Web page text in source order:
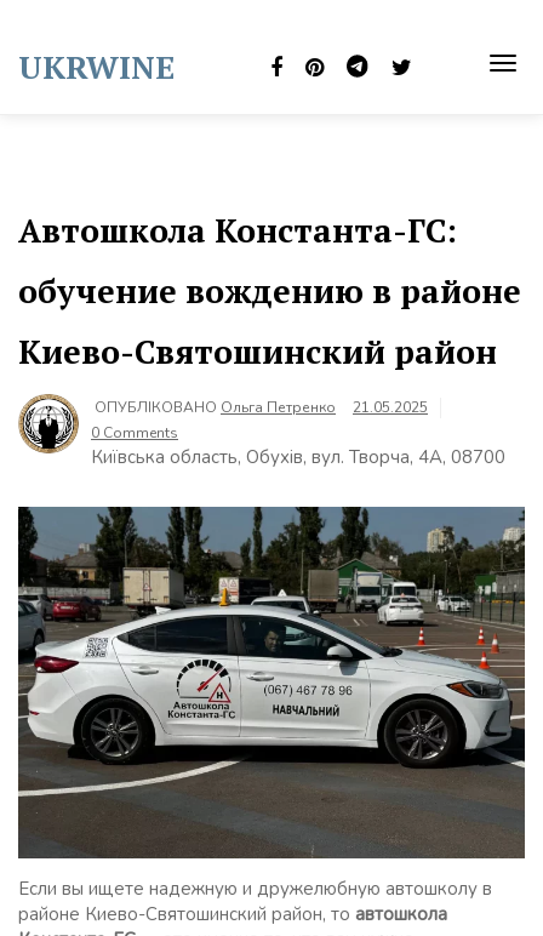
content
UKRWINE
Автошкола Константа-ГС:
обучение вождению в районе
Киево-Святошинский район
ОПУБЛІКОВАНО Ольга Петренко
21.05.2025
0 Comments
Київська область, Обухів, вул. Творча, 4А, 08700
Если вы ищете надежную и дружелюбную автошколу в
районе Киево-Святошинский район, то автошкола